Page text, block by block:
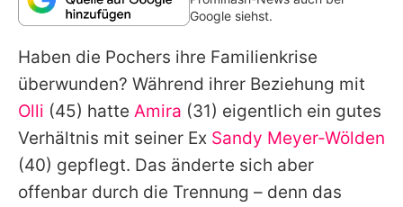
Redaktionelle Richtlinien
Impressum
Datenschutzerklärung
Nutzungsbedingungen
Utiq verwalten
Google siehst.
Haben die Pochers ihre Familienkrise
überwunden? Während ihrer Beziehung mit
Olli (45) hatte Amira (31) eigentlich ein gutes
Verhältnis mit seiner Ex Sandy Meyer-Wölden
(40) gepflegt. Das änderte sich aber
offenbar durch die Trennung – denn das